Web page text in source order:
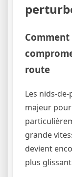
route
Les nids-
majeur
grande
devient
plus